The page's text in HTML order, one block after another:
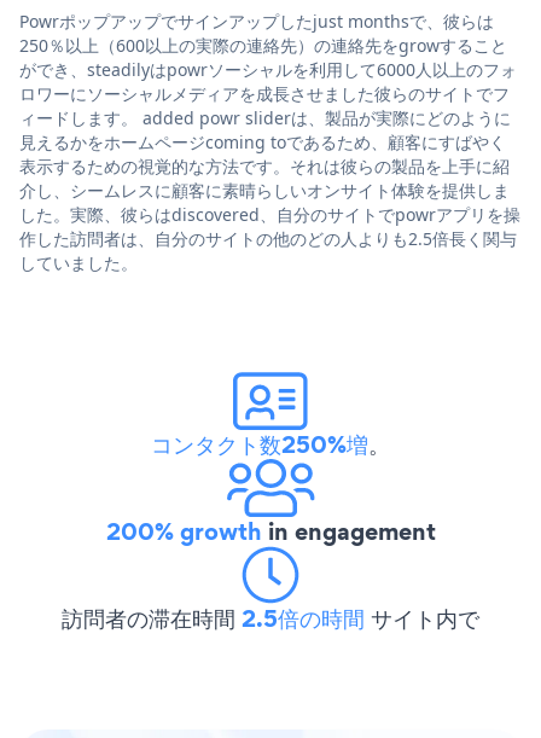
Powrポップアップでサインアップしたjust monthsで、彼らは
250％以上（600以上の実際の連絡先）の連絡先をgrowすること
ができ、steadilyはpowrソーシャルを利用して6000人以上のフォ
ロワーにソーシャルメディアを成長させました彼らのサイトでフ
ィードします。 added powr sliderは、製品が実際にどのように
見えるかをホームページcoming toであるため、顧客にすばやく
表示するための視覚的な方法です。それは彼らの製品を上手に紹
介し、シームレスに顧客に素晴らしいオンサイト体験を提供しま
した。実際、彼らはdiscovered、自分のサイトでpowrアプリを操
作した訪問者は、自分のサイトの他のどの人よりも2.5倍長く関与
していました。
コンタクト数250%増。
200% growth in engagement
訪問者の滞在時間 2.5倍の時間 サイト内で